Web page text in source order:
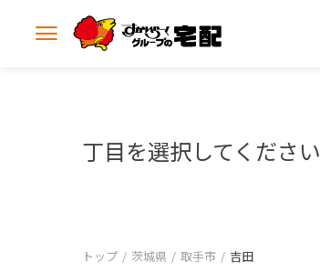
メ
丁目を選択してください
トップ 茨城県 取手市 吉田